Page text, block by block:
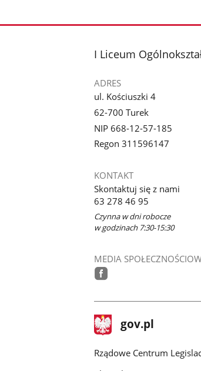
stopka
I Liceum
ADRES
ul. Kościuszki 4
62-700 Turek
NIP 668-12-57-185
Regon 311596147
KONTAKT
Skontaktuj się z nami
63 278 46 95
Czynna w dni robocze
w godzinach 7:30-15:30
MEDIA
stopka
gov.pl Strona
gov.pl
Rządowe Centrum